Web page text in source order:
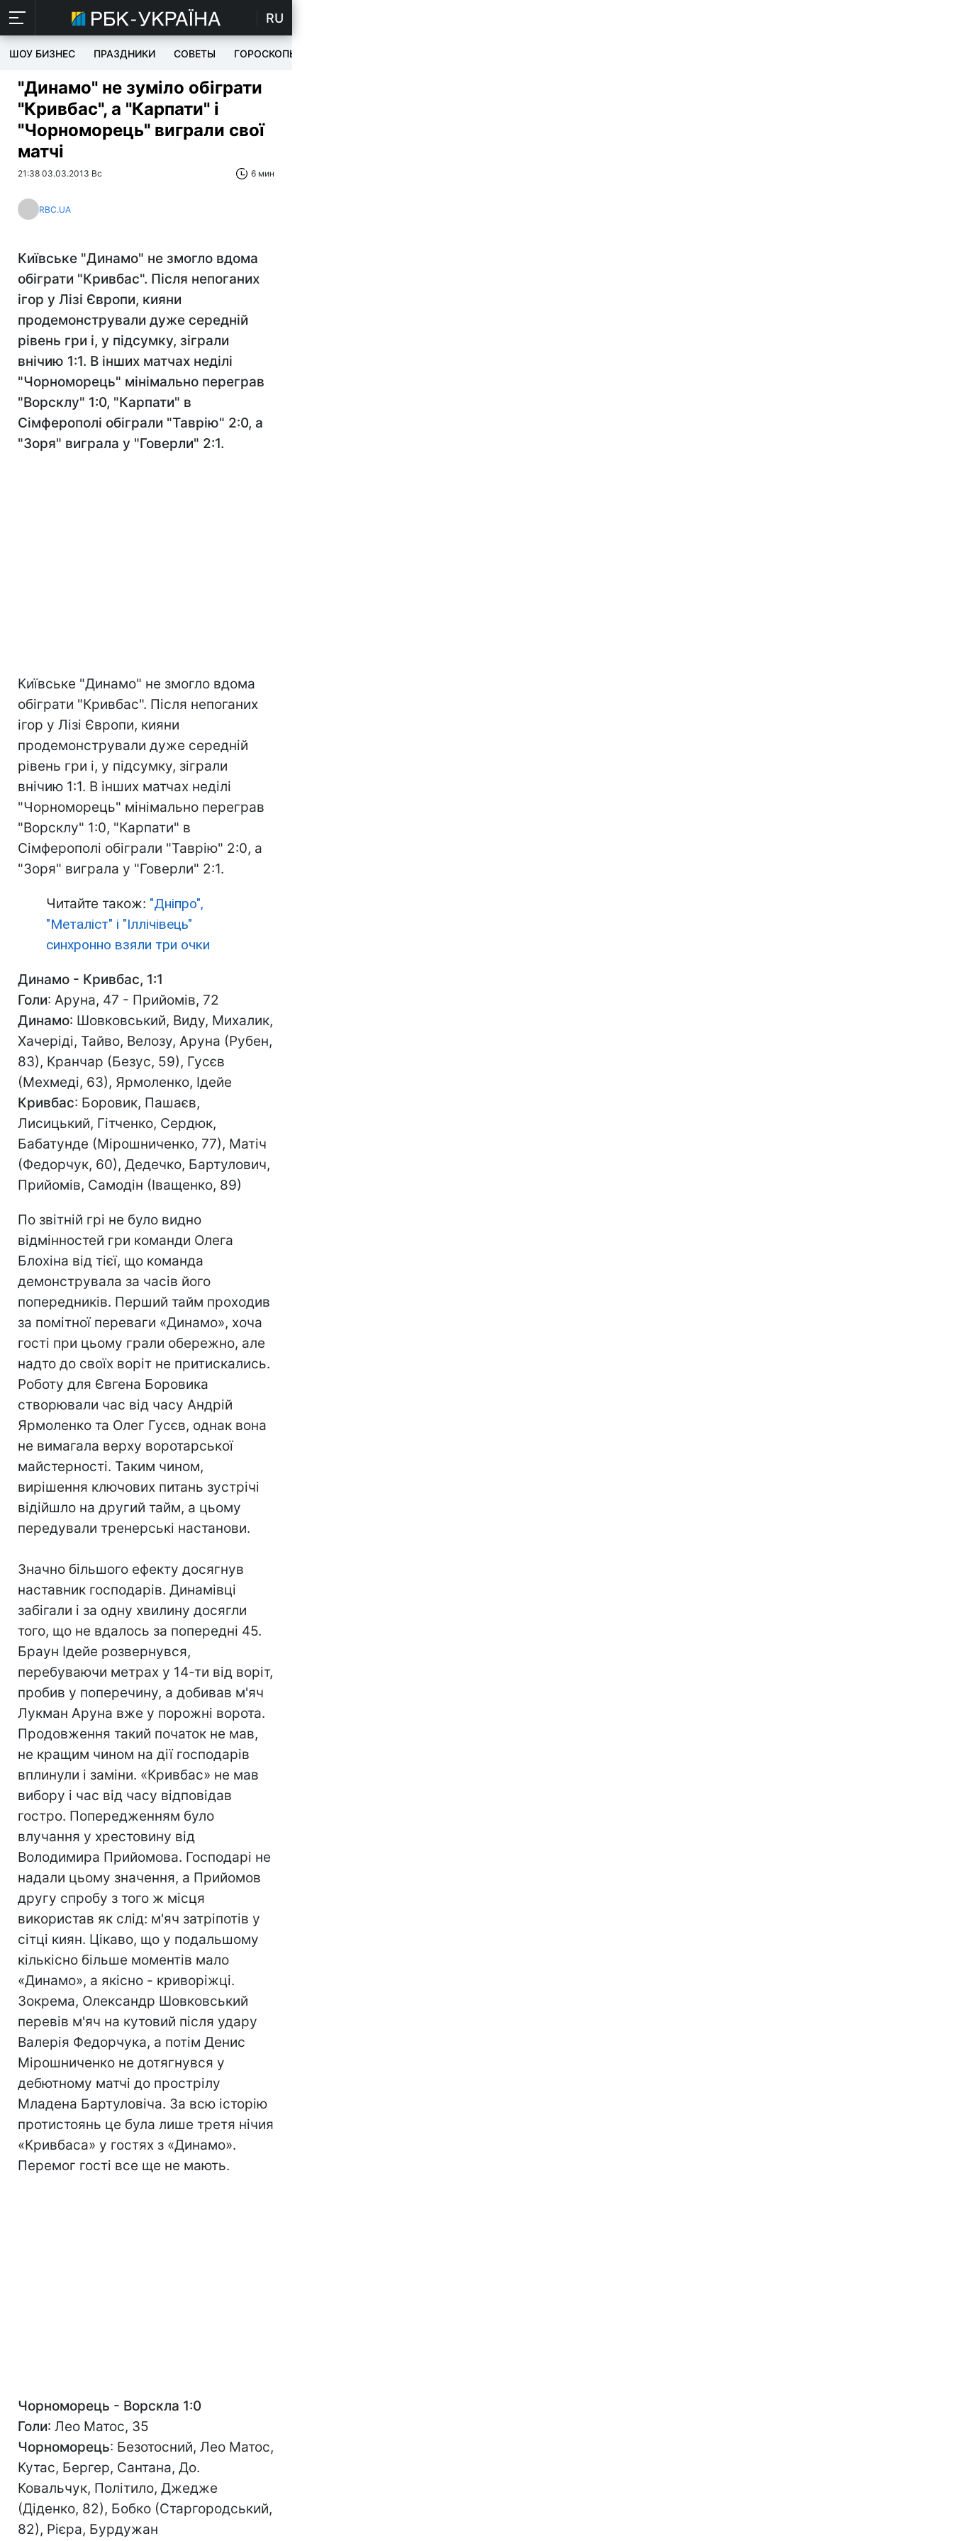
RU
ШОУ БИЗНЕС ПРАЗДНИКИ СОВЕТЫ ГОРОСКОПЫ
"Динамо" не зуміло обіграти
"Кривбас", а "Карпати" і
"Чорноморець" виграли свої
матчі
21:38 03.03.2013 Вс 6 мин
RBC.UA
Київське "Динамо" не змогло вдома
обіграти "Кривбас". Після непоганих
ігор у Лізі Європи, кияни
продемонстрували дуже середній
рівень гри і, у підсумку, зіграли
внічию 1:1. В інших матчах неділі
"Чорноморець" мінімально переграв
"Ворсклу" 1:0, "Карпати" в
Сімферополі обіграли "Таврію" 2:0, а
"Зоря" виграла у "Говерли" 2:1.
Київське "Динамо" не змогло вдома
обіграти "Кривбас". Після непоганих
ігор у Лізі Європи, кияни
продемонстрували дуже середній
рівень гри і, у підсумку, зіграли
внічию 1:1. В інших матчах неділі
"Чорноморець" мінімально переграв
"Ворсклу" 1:0, "Карпати" в
Сімферополі обіграли "Таврію" 2:0, а
"Зоря" виграла у "Говерли" 2:1.
Читайте також: "Дніпро",
"Металіст" і "Іллічівець"
синхронно взяли три очки
Динамо - Кривбас, 1:1
Голи: Аруна, 47 - Прийомів, 72
Динамо: Шовковський, Виду, Михалик,
Хачеріді, Тайво, Велозу, Аруна (Рубен,
83), Кранчар (Безус, 59), Гусєв
(Мехмеді, 63), Ярмоленко, Ідейе
Кривбас: Боровик, Пашаєв,
Лисицький, Гітченко, Сердюк,
Бабатунде (Мірошниченко, 77), Матіч
(Федорчук, 60), Дедечко, Бартулович,
Прийомів, Самодін (Іващенко, 89)
По звітній грі не було видно
відмінностей гри команди Олега
Блохіна від тієї, що команда
демонструвала за часів його
попередників. Перший тайм проходив
за помітної переваги «Динамо», хоча
гості при цьому грали обережно, але
надто до своїх воріт не притискались.
Роботу для Євгена Боровика
створювали час від часу Андрій
Ярмоленко та Олег Гусєв, однак вона
не вимагала верху воротарської
майстерності. Таким чином,
вирішення ключових питань зустрічі
відійшло на другий тайм, а цьому
передували тренерські настанови.
Значно більшого ефекту досягнув
наставник господарів. Динамівці
забігали і за одну хвилину досягли
того, що не вдалось за попередні 45.
Браун Ідейе розвернувся,
перебуваючи метрах у 14-ти від воріт,
пробив у поперечину, а добивав м'яч
Лукман Аруна вже у порожні ворота.
Продовження такий початок не мав,
не кращим чином на дії господарів
вплинули і заміни. «Кривбас» не мав
вибору і час від часу відповідав
гостро. Попередженням було
влучання у хрестовину від
Володимира Прийомова. Господарі не
надали цьому значення, а Прийомов
другу спробу з того ж місця
використав як слід: м'яч затріпотів у
сітці киян. Цікаво, що у подальшому
кількісно більше моментів мало
«Динамо», а якісно - криворіжці.
Зокрема, Олександр Шовковський
перевів м'яч на кутовий після удару
Валерія Федорчука, а потім Денис
Мірошниченко не дотягнувся у
дебютному матчі до прострілу
Младена Бартуловіча. За всю історію
протистоянь це була лише третя нічия
«Кривбаса» у гостях з «Динамо».
Перемог гості все ще не мають.
Чорноморець - Ворскла 1:0
Голи: Лео Матос, 35
Чорноморець: Безотосний, Лео Матос,
Кутас, Бергер, Сантана, До.
Ковальчук, Політило, Джедже
(Діденко, 82), Бобко (Старгородський,
82), Рієра, Бурдужан